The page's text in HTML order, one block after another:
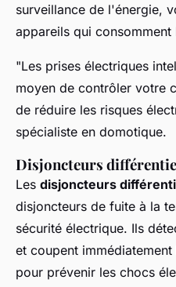
surveillance de l'énergie,
appareils qui
"Les prises électriques
moyen de contrôler votre
de réduire les risques
spécialiste en domotique.
Disjoncteurs
Les disjoncteurs
disjoncteurs de fuite à la
sécurité électrique. Ils
et coupent
pour prévenir les chocs